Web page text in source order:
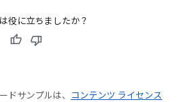
役に立ちましたか？
ドサンプルは、
コンテンツ ライセンス